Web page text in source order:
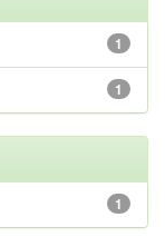
1
1
1